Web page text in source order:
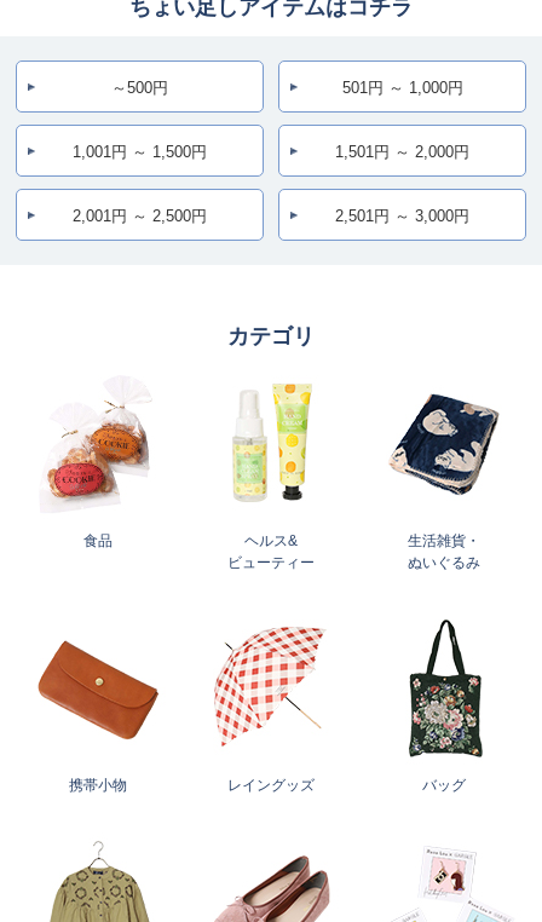
ちょい足しアイテムはコチラ
～500円 501円 ～ 1,000円
1,001円 ～ 1,500円 1,501円 ～ 2,000円
2,001円 ～ 2,500円 2,501円 ～ 3,000円
カテゴリ
食品
ヘルス&
ビューティー
生活雑貨・
ぬいぐるみ
携帯小物 レイングッズ バッグ